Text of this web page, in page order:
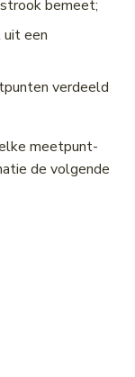
bemeet;
een
verdeeld
meetpunt-
de volgende